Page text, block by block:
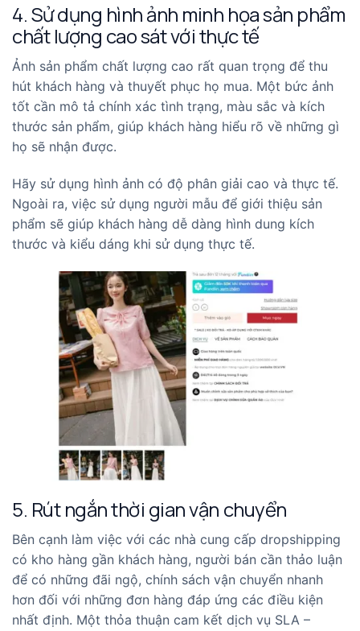
4. Sử dụng hình ảnh minh họa sản phẩm
chất lượng cao sát với thực tế
Ảnh sản phẩm chất lượng cao rất quan trọng để thu
hút khách hàng và thuyết phục họ mua. Một bức ảnh
tốt cần mô tả chính xác tình trạng, màu sắc và kích
thước sản phẩm, giúp khách hàng hiểu rõ về những gì
họ sẽ nhận được.
Hãy sử dụng hình ảnh có độ phân giải cao và thực tế.
Ngoài ra, việc sử dụng người mẫu để giới thiệu sản
phẩm sẽ giúp khách hàng dễ dàng hình dung kích
thước và kiểu dáng khi sử dụng thực tế.
5. Rút ngắn thời gian vận chuyển
Bên cạnh làm việc với các nhà cung cấp dropshipping
có kho hàng gần khách hàng, người bán cần thảo luận
để có những đãi ngộ, chính sách vận chuyển nhanh
hơn đối với những đơn hàng đáp ứng các điều kiện
nhất định. Một thỏa thuận cam kết dịch vụ SLA –